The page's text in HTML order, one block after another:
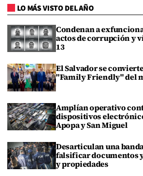
LO MÁS VISTO DEL AÑO
Condenan a
actos de corrupción y
13
El Salvador se
"Family Friendly" del
Amplían operativo
dispositivos
Apopa y San Miguel
Desarticulan una
falsificar documentos
y propiedades